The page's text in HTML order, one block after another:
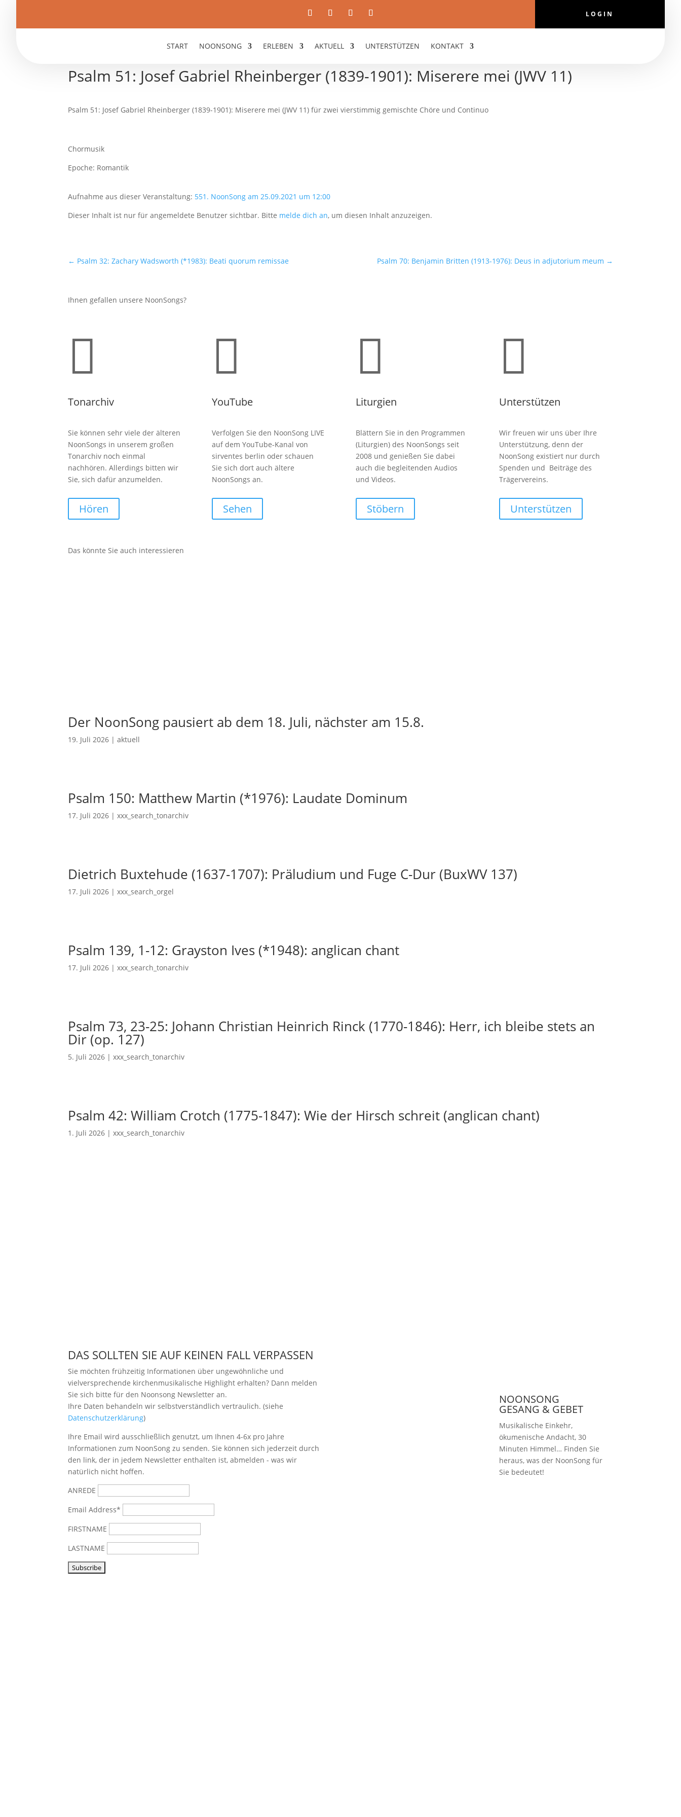
LOGIN
START NOONSONG ERLEBEN AKTUELL UNTERSTÜTZEN KONTAKT
Psalm 51: Josef Gabriel Rheinberger (1839-1901): Miserere mei (JWV 11)
Psalm 51: Josef Gabriel Rheinberger (1839-1901): Miserere mei (JWV 11) für zwei vierstimmig gemischte Chöre und Continuo
Chormusik
Epoche: Romantik
Aufnahme aus dieser Veranstaltung: 551. NoonSong am 25.09.2021 um 12:00
Dieser Inhalt ist nur für angemeldete Benutzer sichtbar. Bitte melde dich an, um diesen Inhalt anzuzeigen.
← Psalm 32: Zachary Wadsworth (*1983): Beati quorum remissae Psalm 70: Benjamin Britten (1913-1976): Deus in adjutorium meum →
Ihnen gefallen unsere NoonSongs?

Tonarchiv
Sie können sehr viele der älteren
NoonSongs in unserem großen
Tonarchiv noch einmal
nachhören. Allerdings bitten wir
Sie, sich dafür anzumelden.
Hören

YouTube
Verfolgen Sie den NoonSong LIVE
auf dem YouTube-Kanal von
sirventes berlin oder schauen
Sie sich dort auch ältere
NoonSongs an.
Sehen

Liturgien
Blättern Sie in den Programmen
(Liturgien) des NoonSongs seit
2008 und genießen Sie dabei
auch die begleitenden Audios
und Videos.
Stöbern

Unterstützen
Wir freuen wir uns über Ihre
Unterstützung, denn der
NoonSong existiert nur durch
Spenden und Beiträge des
Trägervereins.
Unterstützen
Das könnte Sie auch interessieren
Der NoonSong pausiert ab dem 18. Juli, nächster am 15.8.
19. Juli 2026 |aktuell
Psalm 150: Matthew Martin (*1976): Laudate Dominum
17. Juli 2026 |xxx_search_tonarchiv
Dietrich Buxtehude (1637-1707): Präludium und Fuge C-Dur (BuxWV 137)
17. Juli 2026 |xxx_search_orgel
Psalm 139, 1-12: Grayston Ives (*1948): anglican chant
17. Juli 2026 |xxx_search_tonarchiv
Psalm 73, 23-25: Johann Christian Heinrich Rinck (1770-1846): Herr, ich bleibe stets an
Dir (op. 127)
5. Juli 2026 |xxx_search_tonarchiv
Psalm 42: William Crotch (1775-1847): Wie der Hirsch schreit (anglican chant)
1. Juli 2026 |xxx_search_tonarchiv
DAS SOLLTEN SIE AUF KEINEN FALL VERPASSEN
Sie möchten frühzeitig Informationen über ungewöhnliche und
vielversprechende kirchenmusikalische Highlight erhalten? Dann melden
Sie sich bittefür den Noonsong Newsletter an.
Ihre Daten behandeln wir selbstverständlich vertraulich. (siehe
Datenschutzerklärung)
Ihre Email wird ausschließlich genutzt, um Ihnen 4-6x pro Jahre
Informationen zum NoonSong zu senden. Sie können sich jederzeit durch
den link, der in jedem Newsletter enthalten ist, abmelden - was wir
natürlich nicht hoffen.
ANREDE
Email Address*
FIRSTNAME
LASTNAME
NOONSONG
GESANG & GEBET
Musikalische Einkehr,
ökumenische Andacht, 30
Minuten Himmel… Finden Sie
heraus, was der NoonSong für
Sie bedeutet!